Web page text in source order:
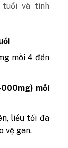
tuổi và tình
mỗi 4 đến
mỗi
liều tối đa
vệ gan.